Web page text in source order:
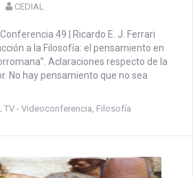
CEDIAL
49 | Ricardo E. J. Ferrari
a la Filosofía: el pensamiento en
Aclaraciones respecto de la
No hay pensamiento que no sea
TV - Videoconferencia Filosofía